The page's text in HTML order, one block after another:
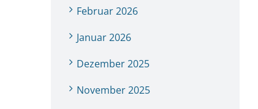
Februar 2026
Januar 2026
Dezember 2025
November 2025